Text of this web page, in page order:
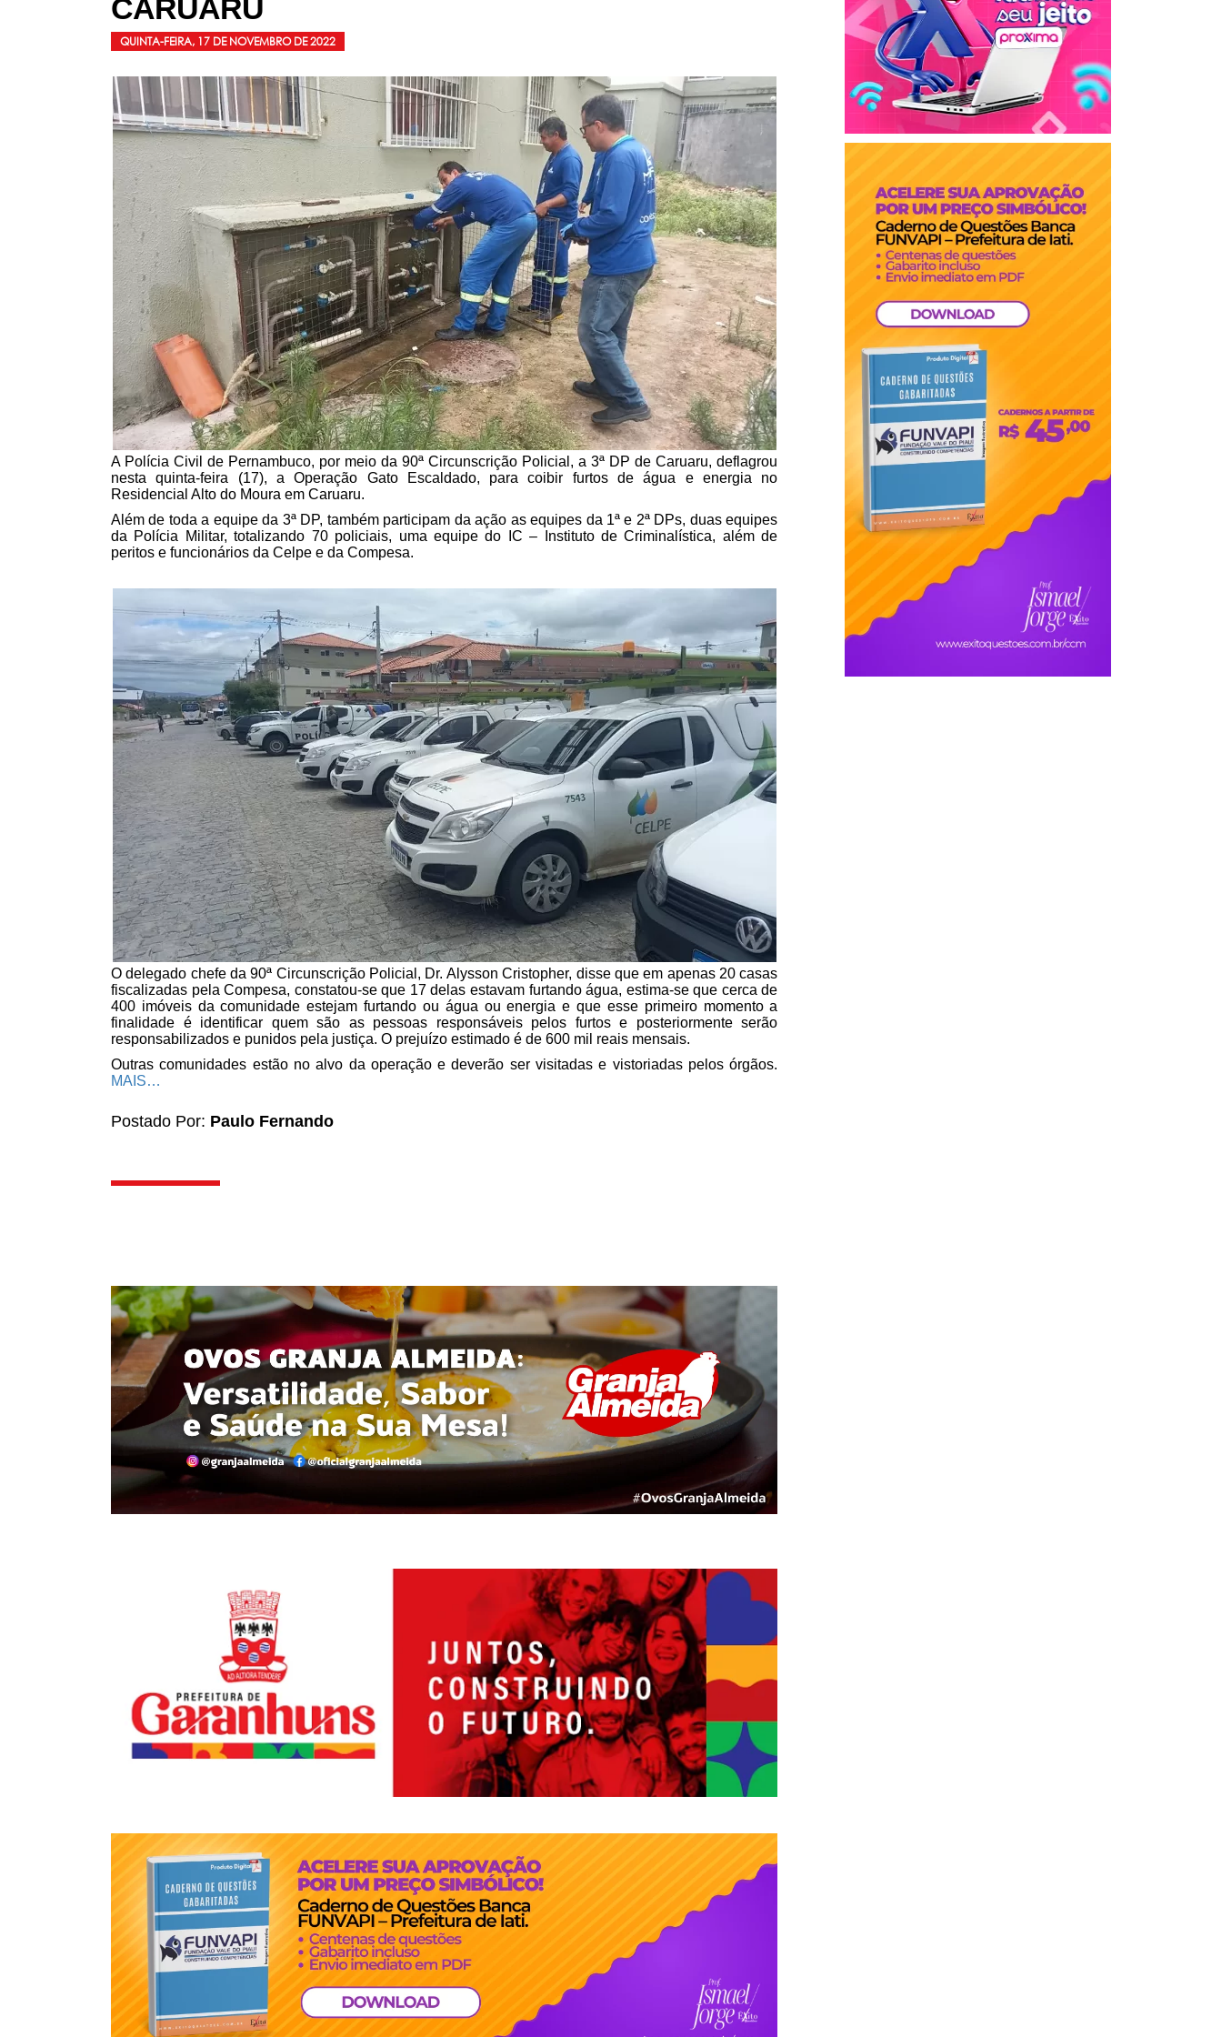
CARUARU
QUINTA-FEIRA, 17 DE NOVEMBRO DE 2022
A Polícia Civil de Pernambuco, por meio da 90ª Circunscrição Policial, a 3ª DP de Caruaru, deflagrou
nesta quinta-feira (17), a Operação Gato Escaldado, para coibir furtos de água e energia no
Residencial Alto do Moura em Caruaru.
Além de toda a equipe da 3ª DP, também participam da ação as equipes da 1ª e 2ª DPs, duas equipes
da Polícia Militar, totalizando 70 policiais, uma equipe do IC – Instituto de Criminalística, além de
peritos e funcionários da Celpe e da Compesa.
O delegado chefe da 90ª Circunscrição Policial, Dr. Alysson Cristopher, disse que em apenas 20 casas
fiscalizadas pela Compesa, constatou-se que 17 delas estavam furtando água, estima-se que cerca de
400 imóveis da comunidade estejam furtando ou água ou energia e que esse primeiro momento a
finalidade é identificar quem são as pessoas responsáveis pelos furtos e posteriormente serão
responsabilizados e punidos pela justiça. O prejuízo estimado é de 600 mil reais mensais.
Outras comunidades estão no alvo da operação e deverão ser visitadas e vistoriadas pelos órgãos.
MAIS…
Postado Por: Paulo Fernando